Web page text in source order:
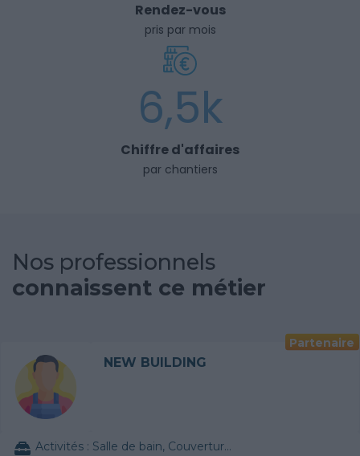
Rendez-vous
pris par mois
6,5k
Chiffre d'affaires
par chantiers
Nos professionnels
connaissent ce métier
Partenaire
NEW BUILDING
Activités : Salle de bain, Couverture tuiles / petits éléments, Isolation thermique des murs intérieurs, Alarme, Isolation des combles aménageables, Traitement de l'eau, Décrassage / Démoussage de toiture, Cheminée, Terrassement, Plancher chauffant